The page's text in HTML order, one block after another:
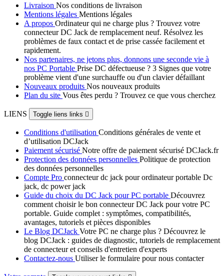
Livraison Nos conditions de livraison
Mentions légales Mentions légales
A propos Ordinateur qui ne charge plus ? Trouvez votre
connecteur DC Jack de remplacement neuf. Résolvez les
problèmes de faux contact et de prise cassée facilement et
rapidement.
Nos partenaires, ne jetons plus, donnons une seconde vie à
nos PC Portable Prise DC défectueuse ? 3 Signes que votre
problème vient d'une surchauffe ou d'un clavier défaillant
Nouveaux produits Nos nouveaux produits
Plan du site Vous êtes perdu ? Trouvez ce que vous cherchez
LIENS Toggle liens links 
Conditions d'utilisation Conditions générales de vente et
d’utilisation DCJack
Paiement sécurisé Notre offre de paiement sécurisé DCJack.fr
Protection des données personnelles Politique de protection
des données personnelles
Compte Pro connecteur dc jack pour ordinateur portable Dc
jack, dc power jack
Guide du choix du DC Jack pour PC portable Découvrez
comment choisir le bon connecteur DC Jack pour votre PC
portable. Guide complet : symptômes, compatibilités,
avantages, tutoriels et pièces disponibles
Le Blog DCJack Votre PC ne charge plus ? Découvrez le
blog DCJack : guides de diagnostic, tutoriels de remplacement
de connecteur et conseils d'entretien d'experts
Contactez-nous Utiliser le formulaire pour nous contacter